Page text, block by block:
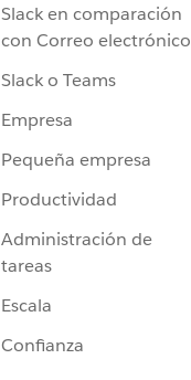
Slack en comparación
con Correo electrónico
Slack o Teams
Empresa
Pequeña empresa
Productividad
Administración de
tareas
Escala
Confianza